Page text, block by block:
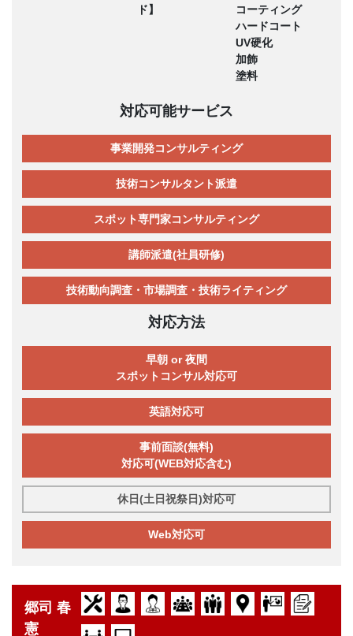
ド】
コーティング
ハードコート
UV硬化
加飾
塗料
対応可能サービス
事業開発コンサルティング
技術コンサルタント派遣
スポット専門家コンサルティング
講師派遣(社員研修)
技術動向調査・市場調査・技術ライティング
対応方法
早朝 or 夜間
スポットコンサル対応可
英語対応可
事前面談(無料)
対応可(WEB対応含む)
休日(土日祝祭日)対応可
Web対応可
郷司 春
憲